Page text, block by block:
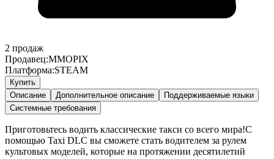
2 продаж
Продавец:MMOPIX
Платформа:STEAM
Купить
Описание
Дополнительное описание
Поддерживаемые языки
Системные требования
Приготовьтесь водить классические такси со всего мира!С
помощью Taxi DLC вы сможете стать водителем за рулем
культовых моделей, которые на протяжении десятилетий